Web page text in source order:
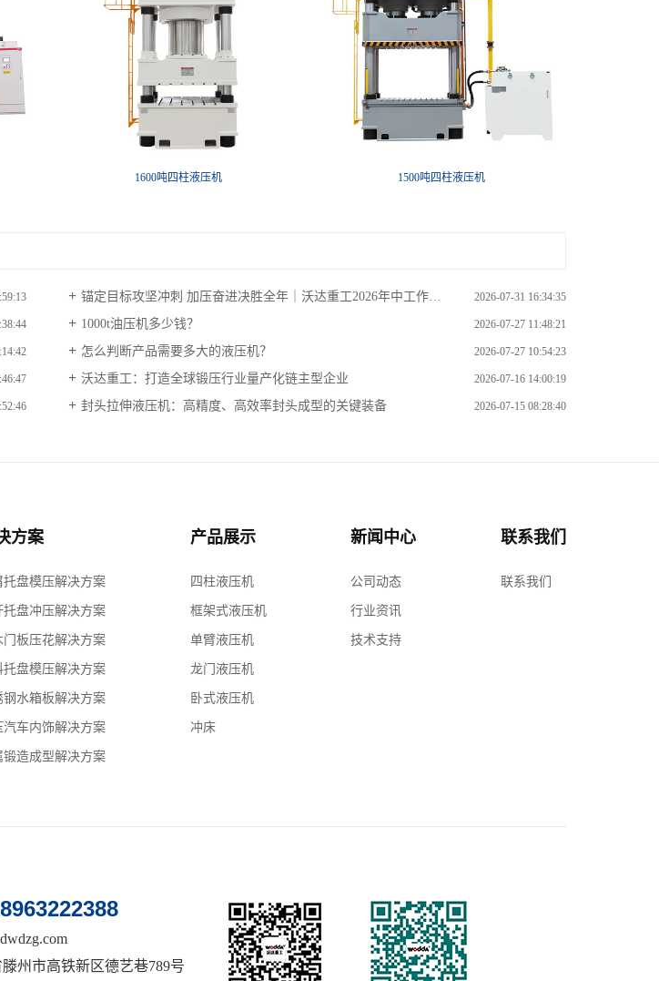
1500吨四柱液压机 自由锻液压机
锚定目标攻坚冲刺 加压奋进决胜全年｜沃达重工2026年中工作会议 2026-07-31 16:34:35
1000t油压机多少钱？ 2026-07-27 11:48:21
怎么判断产品需要多大的液压机？ 2026-07-27 10:54:23
沃达重工：打造全球锻压行业量产化链主型企业 2026-07-16 14:00:19
封头拉伸液压机：高精度、高效率封头成型的关键装备 2026-07-15 08:28:40
方案
托盘模压解决方案
托盘冲压解决方案
门板压花解决方案
托盘模压解决方案
钢水箱板解决方案
汽车内饰解决方案
锻造成型解决方案
产品展示
四柱液压机
框架式液压机
单臂液压机
龙门液压机
卧式液压机
冲床
新闻中心
公司动态
行业资讯
技术支持
联系我们
联系我们
州市高铁新区德艺巷789号